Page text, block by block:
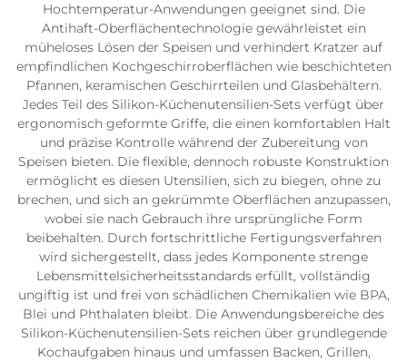
Hochtemperatur-Anwendungen geeignet sind. Die
Antihaft-Oberflächentechnologie gewährleistet ein
müheloses Lösen der Speisen und verhindert Kratzer auf
empfindlichen Kochgeschirroberflächen wie beschichteten
Pfannen, keramischen Geschirrteilen und Glasbehältern.
Jedes Teil des Silikon-Küchenutensilien-Sets verfügt über
ergonomisch geformte Griffe, die einen komfortablen Halt
und präzise Kontrolle während der Zubereitung von
Speisen bieten. Die flexible, dennoch robuste Konstruktion
ermöglicht es diesen Utensilien, sich zu biegen, ohne zu
brechen, und sich an gekrümmte Oberflächen anzupassen,
wobei sie nach Gebrauch ihre ursprüngliche Form
beibehalten. Durch fortschrittliche Fertigungsverfahren
wird sichergestellt, dass jedes Komponente strenge
Lebensmittelsicherheitsstandards erfüllt, vollständig
ungiftig ist und frei von schädlichen Chemikalien wie BPA,
Blei und Phthalaten bleibt. Die Anwendungsbereiche des
Silikon-Küchenutensilien-Sets reichen über grundlegende
Kochaufgaben hinaus und umfassen Backen, Grillen,